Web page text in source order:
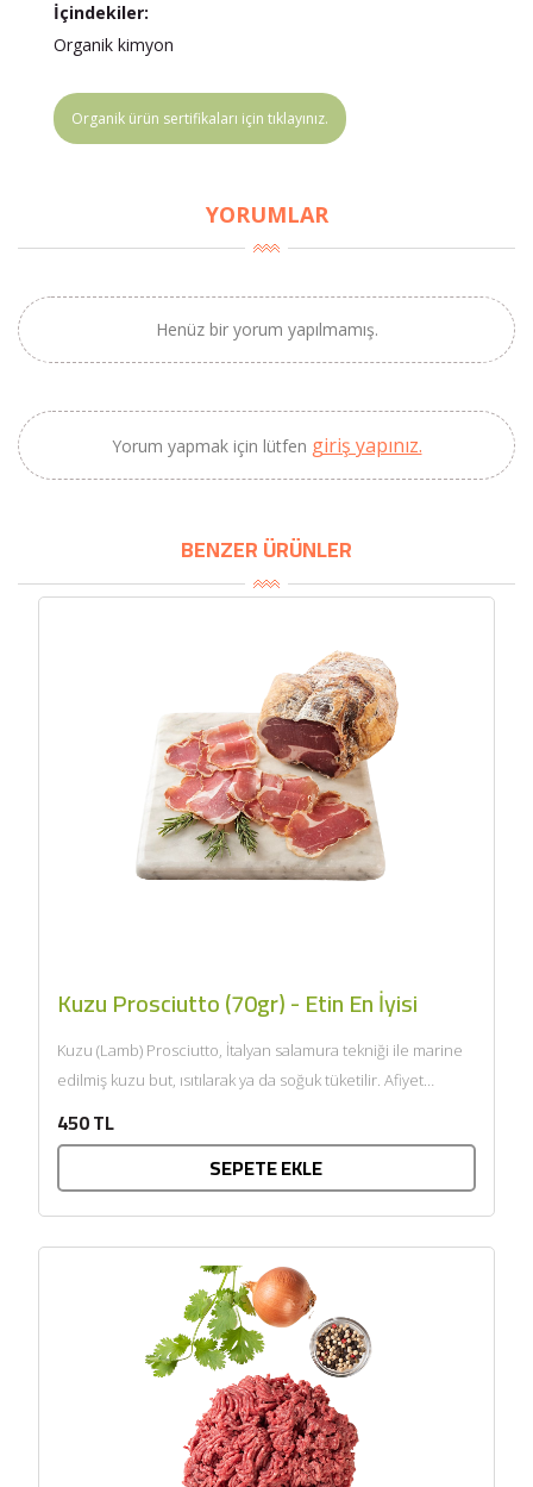
İçindekiler:
Organik kimyon
Organik ürün sertifikaları için tıklayınız.
YORUMLAR
Henüz bir yorum yapılmamış.
Yorum yapmak için lütfen giriş yapınız.
BENZER ÜRÜNLER
Kuzu Prosciutto (70gr) - Etin En İyisi
Kuzu (Lamb) Prosciutto, İtalyan salamura tekniği ile marine
edilmiş kuzu but, ısıtılarak ya da soğuk tüketilir. Afiyet
450 TL
SEPETE EKLE